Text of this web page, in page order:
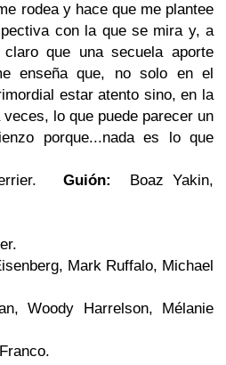
rodea y hace que me plantee
con la que se mira y, a
que una secuela aporte
enseña que, no solo en el
estar atento sino, en la
lo que puede parecer un
porque...nada es lo que
Guión:
Boaz Yakin,
Mark Ruffalo, Michael
Woody Harrelson, Mélanie